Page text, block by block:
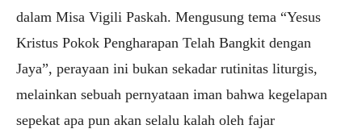
dalam Misa Vigili Paskah. Mengusung tema “Yesus
Kristus Pokok Pengharapan Telah Bangkit dengan
Jaya”, perayaan ini bukan sekadar rutinitas liturgis,
melainkan sebuah pernyataan iman bahwa kegelapan
sepekat apa pun akan selalu kalah oleh fajar